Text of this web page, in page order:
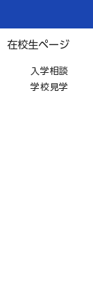
在校生ページ
入学相談
学校見学